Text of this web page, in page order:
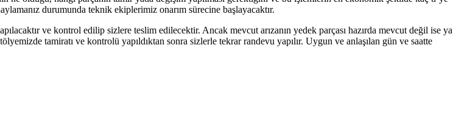
durumunda teknik ekiplerimiz onarım sürecine başlayacaktır.
ve kontrol edilip sizlere teslim edilecektir. Ancak mevcut arızanın yedek parçası hazırda mevcut değil ise ya
tamiratı ve kontrolü yapıldıktan sonra sizlerle tekrar randevu yapılır. Uygun ve anlaşılan gün ve saatte